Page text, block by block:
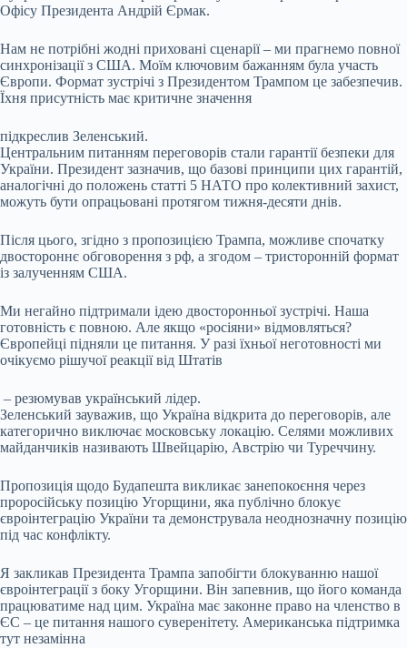
Офісу Президента Андрій Єрмак.
Нам не потрібні жодні приховані сценарії – ми прагнемо повної
синхронізації з США. Моїм ключовим бажанням була участь
Європи. Формат зустрічі з Президентом Трампом це забезпечив.
Їхня присутність має критичне значення
підкреслив Зеленський.
Центральним питанням переговорів стали гарантії безпеки для
України. Президент зазначив, що базові принципи цих гарантій,
аналогічні до положень статті 5 НАТО про колективний захист,
можуть бути опрацьовані протягом тижня-десяти днів.
Після цього, згідно з пропозицією Трампа, можливе спочатку
двостороннє обговорення з рф, а згодом – тристоронній формат
із залученням США.
Ми негайно підтримали ідею двосторонньої зустрічі. Наша
готовність є повною. Але якщо «росіяни» відмовляться?
Європейці підняли це питання. У разі їхньої неготовності ми
очікуємо рішучої реакції від Штатів
– резюмував український лідер.
Зеленський зауважив, що Україна відкрита до переговорів, але
категорично виключає московську локацію. Селями можливих
майданчиків називають Швейцарію, Австрію чи Туреччину.
Пропозиція щодо Будапешта викликає занепокоєння через
проросійську позицію Угорщини, яка публічно блокує
євроінтеграцію України та демонструвала неоднозначну позицію
під час конфлікту.
Я закликав Президента Трампа запобігти блокуванню нашої
євроінтеграції з боку Угорщини. Він запевнив, що його команда
працюватиме над цим. Україна має законне право на членство в
ЄС – це питання нашого суверенітету. Американська підтримка
тут незамінна